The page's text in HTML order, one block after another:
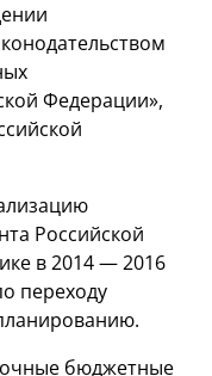
Федерации»,
Российской
в 2014 — 2016
переходу
бюджетные